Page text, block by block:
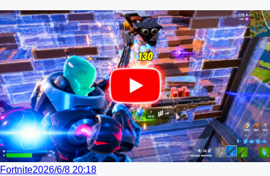
Fortnite2026/6/8 20:18